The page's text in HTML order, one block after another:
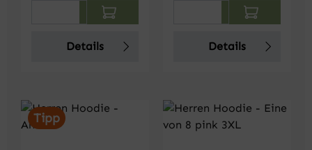
Produkt Anzahl: Gib den
Details
Produkt Anzahl:
Details
Tipp